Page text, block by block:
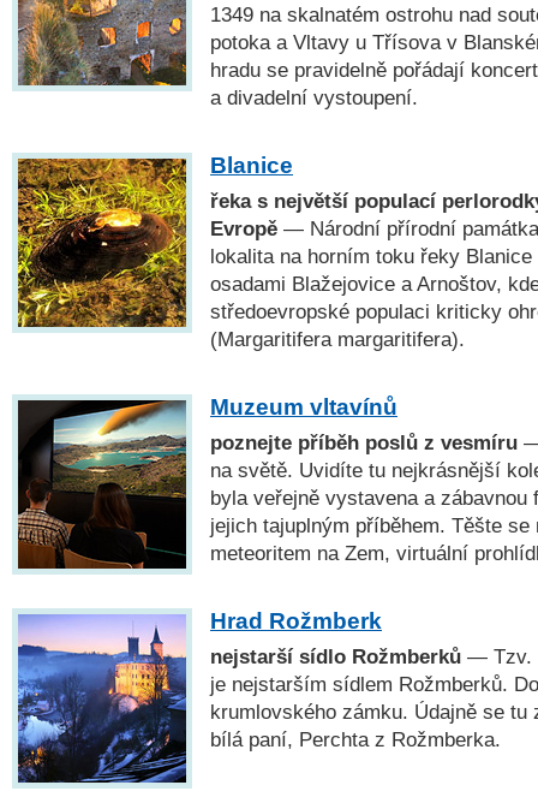
1349 na skalnatém ostrohu nad
potoka a Vltavy u Třísova v
hradu se pravidelně pořádají
a divadelní vystoupení.
Blanice
řeka s největší populací
Evropě — Národní přírodní
lokalita na horním toku řeky
osadami Blažejovice a Arnoštov,
středoevropské populaci kriticky
(Margaritifera margaritifera).
Muzeum vltavínů
poznejte příběh poslů z vesmíru
na světě. Uvidíte tu nejkrásnější
byla veřejně vystavena a zábavnou
jejich tajuplným příběhem. Těšte
meteoritem na Zem, virtuální
Hrad Rožmberk
nejstarší sídlo Rožmberků — Tzv.
je nejstarším sídlem Rožmberků.
krumlovského zámku. Údajně se tu
bílá paní, Perchta z Rožmberka.